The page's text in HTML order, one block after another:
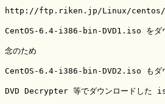
http://ftp.riken.jp/Linux/centos/
CentOS-6.4-i386-bin-DVD1.iso をダ
念のため
CentOS-6.4-i386-bin-DVD2.iso もダウ
DVD Decrypter 等でダウンロードした